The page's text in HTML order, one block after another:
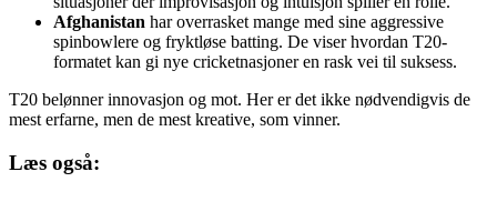
Afghanistan har overrasket mange med sine aggressive
spinbowlere og fryktløse batting. De viser hvordan T20-
formatet kan gi nye cricketnasjoner en rask vei til suksess.
T20 belønner innovasjon og mot. Her er det ikke nødvendigvis de
mest erfarne, men de mest kreative, som vinner.
Læs også: